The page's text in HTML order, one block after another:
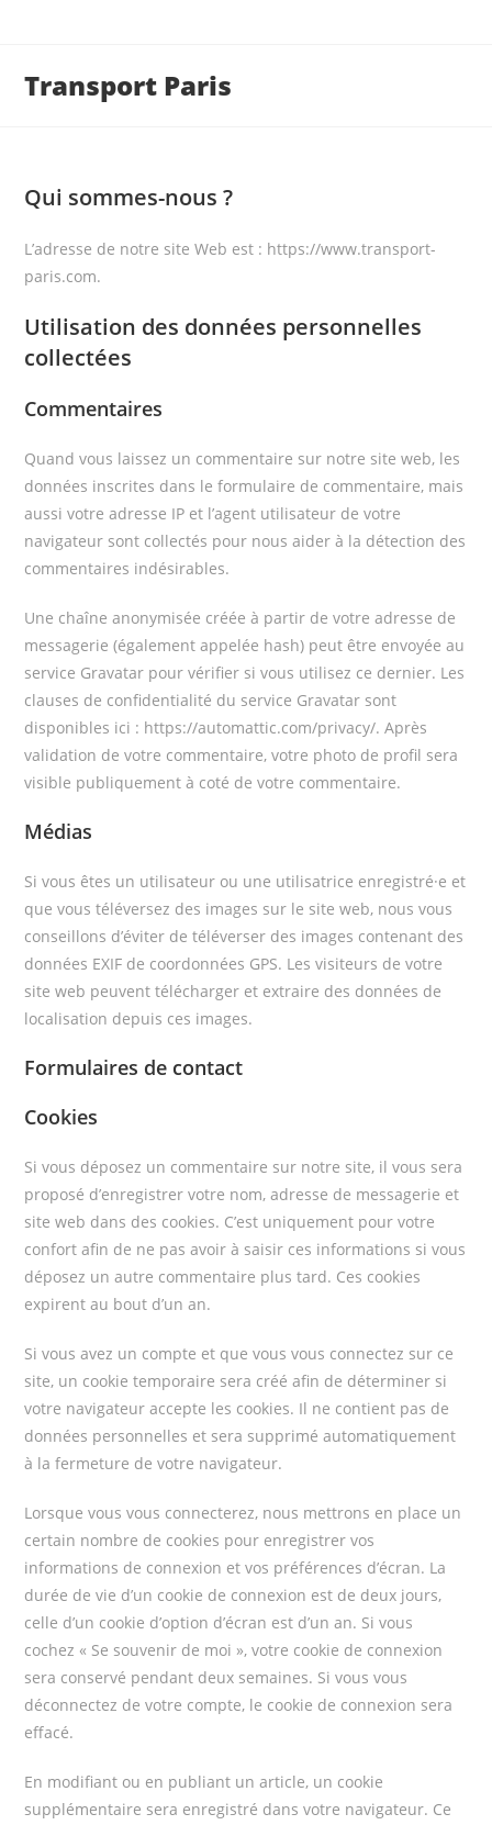
Transport Paris
Qui sommes-nous ?
L’adresse de notre site Web est : https://www.transport-
paris.com.
Utilisation des données personnelles
collectées
Commentaires
Quand vous laissez un commentaire sur notre site web, les
données inscrites dans le formulaire de commentaire, mais
aussi votre adresse IP et l’agent utilisateur de votre
navigateur sont collectés pour nous aider à la détection des
commentaires indésirables.
Une chaîne anonymisée créée à partir de votre adresse de
messagerie (également appelée hash) peut être envoyée au
service Gravatar pour vérifier si vous utilisez ce dernier. Les
clauses de confidentialité du service Gravatar sont
disponibles ici : https://automattic.com/privacy/. Après
validation de votre commentaire, votre photo de profil sera
visible publiquement à coté de votre commentaire.
Médias
Si vous êtes un utilisateur ou une utilisatrice enregistré·e et
que vous téléversez des images sur le site web, nous vous
conseillons d’éviter de téléverser des images contenant des
données EXIF de coordonnées GPS. Les visiteurs de votre
site web peuvent télécharger et extraire des données de
localisation depuis ces images.
Formulaires de contact
Cookies
Si vous déposez un commentaire sur notre site, il vous sera
proposé d’enregistrer votre nom, adresse de messagerie et
site web dans des cookies. C’est uniquement pour votre
confort afin de ne pas avoir à saisir ces informations si vous
déposez un autre commentaire plus tard. Ces cookies
expirent au bout d’un an.
Si vous avez un compte et que vous vous connectez sur ce
site, un cookie temporaire sera créé afin de déterminer si
votre navigateur accepte les cookies. Il ne contient pas de
données personnelles et sera supprimé automatiquement
à la fermeture de votre navigateur.
Lorsque vous vous connecterez, nous mettrons en place un
certain nombre de cookies pour enregistrer vos
informations de connexion et vos préférences d’écran. La
durée de vie d’un cookie de connexion est de deux jours,
celle d’un cookie d’option d’écran est d’un an. Si vous
cochez « Se souvenir de moi », votre cookie de connexion
sera conservé pendant deux semaines. Si vous vous
déconnectez de votre compte, le cookie de connexion sera
effacé.
En modifiant ou en publiant un article, un cookie
supplémentaire sera enregistré dans votre navigateur. Ce